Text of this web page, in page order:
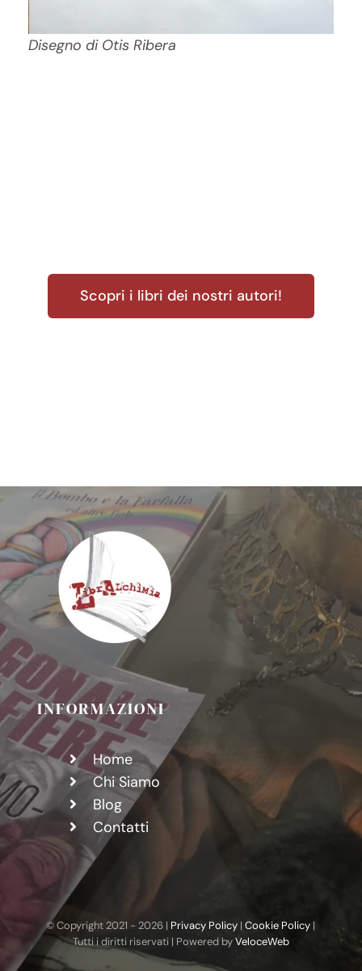
Disegno di Otis Ribera
Scopri i libri dei nostri autori!
INFORMAZIONI
Home
Chi Siamo
Blog
Contatti
© Copyright 2021 - 2026 | Privacy Policy |Cookie Policy |
Tutti i diritti riservati | Powered byVeloceWeb